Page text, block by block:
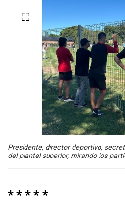
Presidente, director deportivo,
del plantel superior, mirando los
* * * * *